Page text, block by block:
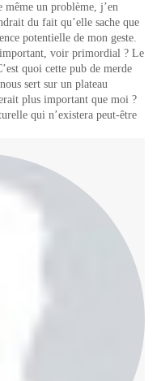
un problème, j’en
du fait qu’elle sache que
potentielle de mon geste.
important, voir primordial ? Le
quoi cette pub de merde
sert sur un plateau
plus important que moi ?
qui n’existera peut-être